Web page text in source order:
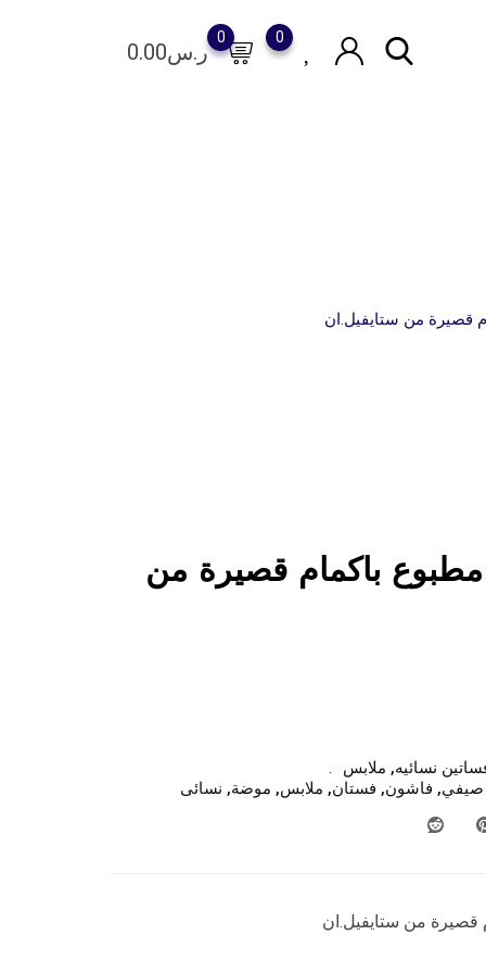
ر.س0.00
0 0
قصيرة من ستايفيل.ان
باكمام قصيرة من
نسائيه, ملابس
صيفي, فاشون, فستان, ملابس, موضة, نسائى
من ستايفيل.ان